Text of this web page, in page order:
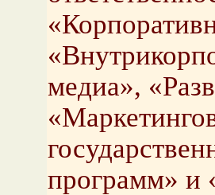
медиа»,
программ» и